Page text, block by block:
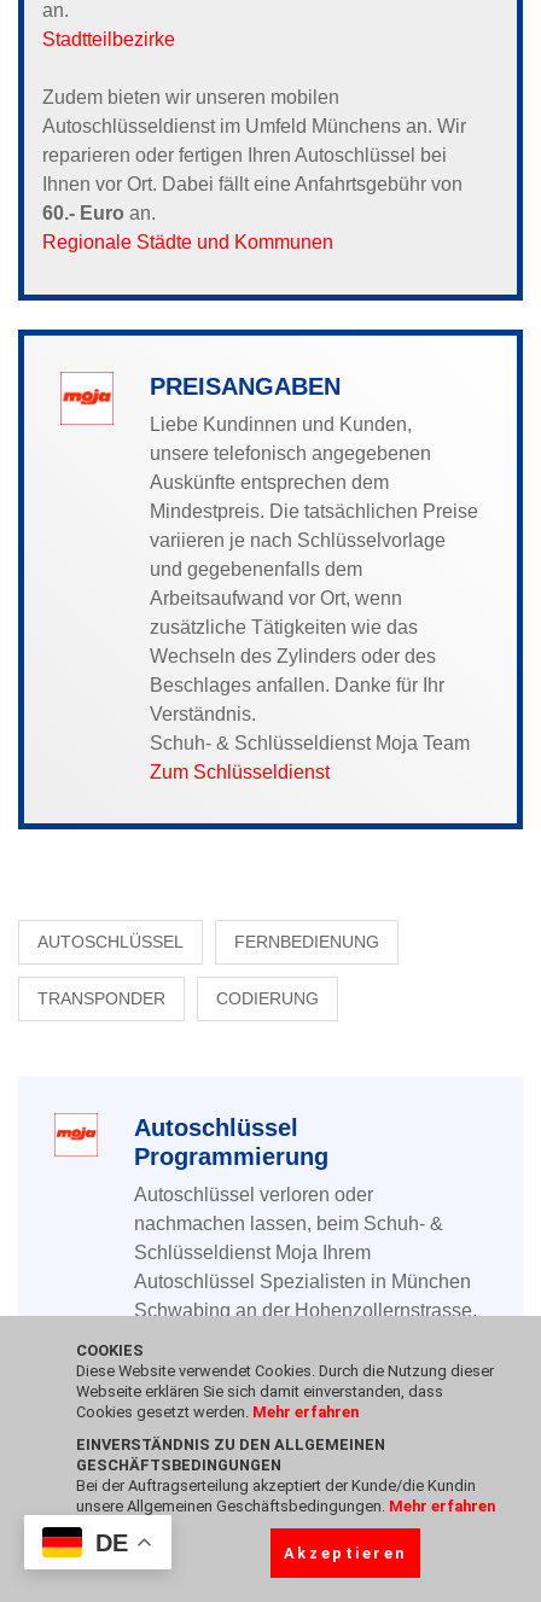
DE
an.
Stadtteilbezirke
Zudem bieten wir unseren mobilen
Autoschlüsseldienst im Umfeld Münchens an. Wir
reparieren oder fertigen Ihren Autoschlüssel bei
Ihnen vor Ort. Dabei fällt eine Anfahrtsgebühr von
60.- Euro an.
Regionale Städte und Kommunen
PREISANGABEN
Liebe Kundinnen und Kunden,
unsere telefonisch angegebenen
Auskünfte entsprechen dem
Mindestpreis. Die tatsächlichen Preise
variieren je nach Schlüsselvorlage
und gegebenenfalls dem
Arbeitsaufwand vor Ort, wenn
zusätzliche Tätigkeiten wie das
Wechseln des Zylinders oder des
Beschlages anfallen. Danke für Ihr
Verständnis.
Schuh- & Schlüsseldienst Moja Team
Zum Schlüsseldienst
AUTOSCHLÜSSEL FERNBEDIENUNG
TRANSPONDER CODIERUNG
Autoschlüssel
Programmierung
Autoschlüssel verloren oder
nachmachen lassen, beim Schuh- &
Schlüsseldienst Moja Ihrem
Autoschlüssel Spezialisten in München
Schwabing an der Hohenzollernstrasse,
Wir haben für die meisten Probleme eine
schnelle und günstige Lösung.
Wenn Sie einen neuen Autoschlüssel
brauchen, werden Sie bei uns gut
bedient. Viele Autoschlüssel können bei
Schuh- & Schlüsseldienst Moja
COOKIES
Diese Website verwendet Cookies. Durch die Nutzung dieser
Webseite erklären Sie sich damit einverstanden, dass
Cookies gesetzt werden. Mehr erfahren
EINVERSTÄNDNIS ZU DEN ALLGEMEINEN
GESCHÄFTSBEDINGUNGEN
Bei der Auftragserteilung akzeptiert der Kunde/die Kundin
unsere Allgemeinen Geschäftsbedingungen. Mehr erfahren
Akzeptieren